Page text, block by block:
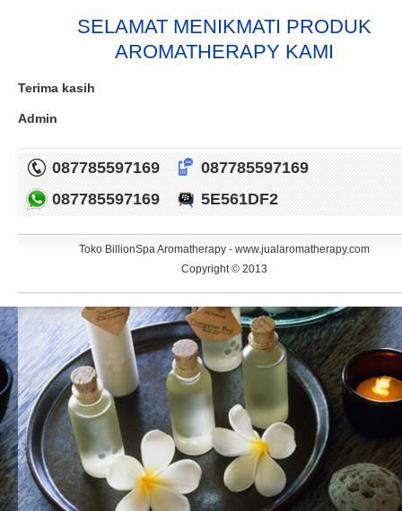
SELAMAT MENIKMATI PRODUK
AROMATHERAPY KAMI
Terima kasih
Admin
087785597169
087785597169
087785597169
5E561DF2
Toko BillionSpa Aromatherapy - www.jualaromatherapy.com
Copyright © 2013